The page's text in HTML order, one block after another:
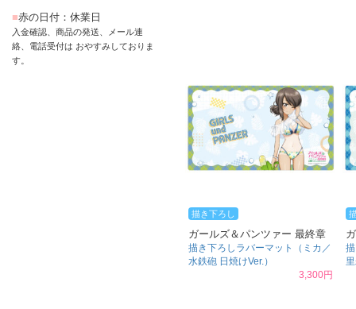
描き下ろし
ガールズ＆パンツァー 最終章
描き下ろしラバーマット（ミカ／
水鉄砲 日焼けVer.）
3,300円
■赤の日付：休業日
入金確認、商品の発送、メール連
絡、電話受付は おやすみしておりま
す。